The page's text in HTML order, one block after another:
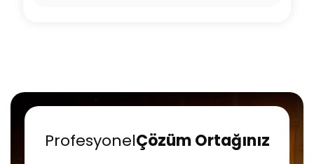
ProfesyonelÇözüm Ortağınız